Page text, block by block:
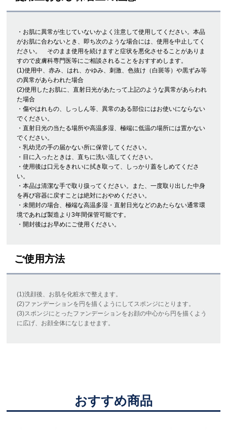
・お肌に異常が生じていないかよく注意して使用してください。本品
がお肌に合わないとき、即ち次のような場合には、使用を中止してく
ださい。 そのまま使用を続けますと症状を悪化させることがありま
すので皮膚科専門医等にご相談されることをおすすめします。
(1)使用中、赤み、はれ、かゆみ、刺激、色抜け（白斑等）や黒ずみ等
の異常があらわれた場合
(2)使用したお肌に、直射日光があたって上記のような異常があらわれ
た場合
・傷やはれもの、しっしん等、異常のある部位にはお使いにならない
でください。
・直射日光の当たる場所や高温多湿、極端に低温の場所には置かない
でください。
・乳幼児の手の届かない所に保管してください。
・目に入ったときは、直ちに洗い流してください。
・使用後は口元をきれいに拭き取って、しっかり蓋をしめてくださ
い。
・本品は清潔な手で取り扱ってください。また、一度取り出した中身
を再び容器に戻すことは絶対におやめください。
・未開封の場合、極端な高温多湿・直射日光などのあたらない通常環
境であれば製造より3年間保管可能です。
・開封後はお早めにご使用ください。
ご使用方法
(1)洗顔後、お肌を化粧水で整えます。
(2)ファンデーションを円を描くようにしてスポンジにとります。
(3)スポンジにとったファンデーションをお顔の中心から円を描くよう
に広げ、お顔全体になじませます。
おすすめ商品